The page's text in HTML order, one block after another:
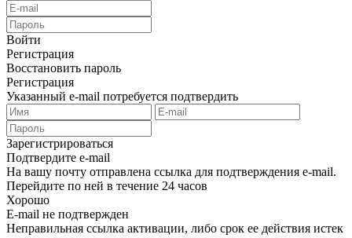
Войти
Регистрация
Восстановить пароль
Регистрация
Указанный e-mail потребуется подтвердить
Зарегистрироваться
Подтвердите e-mail
На вашу почту отправлена ссылка для подтверждения e-mail.
Перейдите по ней в течение 24 часов
Хорошо
E-mail не подтвержден
Неправильная ссылка активации, либо срок ее действия истек